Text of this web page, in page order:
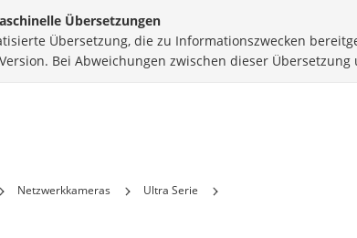
Übersetzungen
Übersetzung, die zu Informationszwecken
Bei Abweichungen zwischen dieser
Netzwerkkameras Ultra Serie